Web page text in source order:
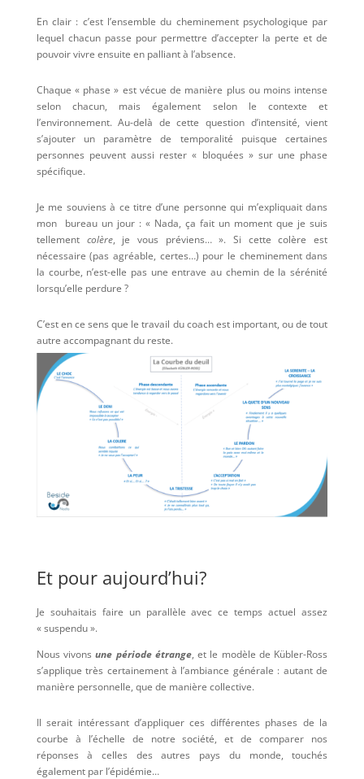
En clair : c’est l’ensemble du cheminement psychologique par
lequel chacun passe pour permettre d’accepter la perte et de
pouvoir vivre ensuite en palliant à l’absence.
Chaque « phase » est vécue de manière plus ou moins intense
selon chacun, mais également selon le contexte et
l’environnement. Au-delà de cette question d’intensité, vient
s’ajouter un paramètre de temporalité puisque certaines
personnes peuvent aussi rester « bloquées » sur une phase
spécifique.
Je me souviens à ce titre d’une personne qui m’expliquait dans
mon bureau un jour : « Nada, ça fait un moment que je suis
tellement colère, je vous préviens… ». Si cette colère est
nécessaire (pas agréable, certes…) pour le cheminement dans
la courbe, n’est-elle pas une entrave au chemin de la sérénité
lorsqu’elle perdure ?
C’est en ce sens que le travail du coach est important, ou de tout
autre accompagnant du reste.
Et ce regard « en confiance » et « en miroir » permettra dès la
phase du choc, de passer les différentes phases de manière
plus sereine :
Et pour aujourd’hui?
Je souhaitais faire un parallèle avec ce temps actuel assez
« suspendu ».
Nous vivonsune période étrange, et le modèle de Kübler-Ross
s’applique très certainement à l’ambiance générale : autant de
manière personnelle, que de manière collective.
Il serait intéressant d’appliquer ces différentes phases de la
courbe à l’échelle de notre société, et de comparer nos
réponses à celles des autres pays du monde, touchés
également par l’épidémie…